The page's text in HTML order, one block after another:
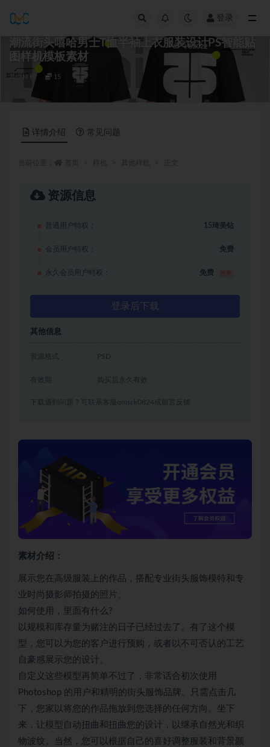
登录
潮流街头嘻哈男士T恤半袖上衣服装设计PS智能贴
图样机模板素材
其他样机 15
详情介绍 常见问题
资源信息
普通用户特权： 15琦美钻
会员用户特权： 免费
永久会员用户特权： 免费
登录后下载
其他信息
资源格式 PSD
有效期 购买后永久有效
下载遇到问题？可联系客服qmsck0824或留言反馈
素材介绍：
展示您在高级服装上的作品，搭配专业街头服饰模特和专
业时尚摄影师拍摄的照片。
如何使用，里面有什么?
以规模和库存量为赌注的日子已经过去了。有了这个模
型，您可以为您的客户进行预购，或者以不可否认的工艺
自豪感展示您的设计。
自定义这些模型再简单不过了，非常话合初次使用
Photoshop 的用户和精明的街头服饰品牌。只需点击几
下，您家以将您的作品拖放到您选择的任何方向。坐下
来，让模型自动扭曲和扭曲您的设计，以继承自然光和织
物波纹。当然，您可以根据自己的喜好调整服装和背景颜